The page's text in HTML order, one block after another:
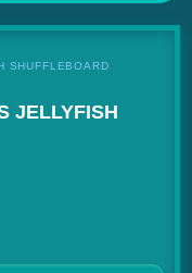
SHUFFLEBOARD
JELLYFISH